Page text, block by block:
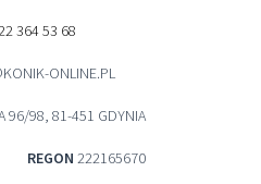
364 53 68
ONLINE.PL
96/98, 81-451 GDYNIA
REGON 222165670